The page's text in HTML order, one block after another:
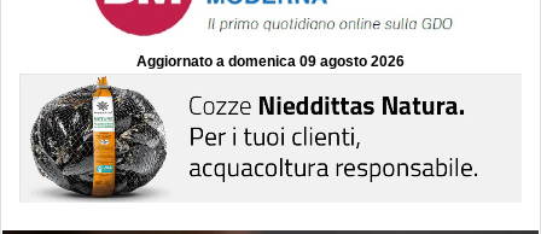
Aggiornato a domenica 09 agosto 2026